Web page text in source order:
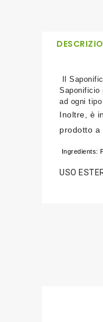
Il
Saponificio
ad ogni
Inoltre, è
prodotto a
Ingredients:
USO